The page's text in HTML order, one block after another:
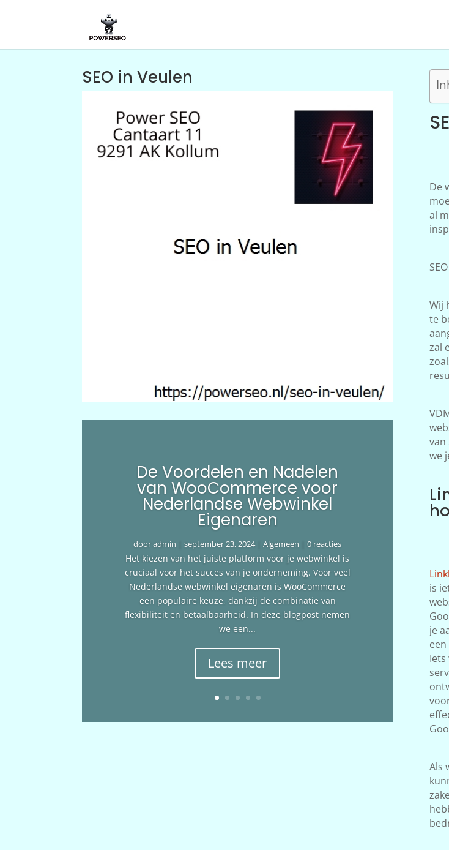
SEO in Veulen
De Voordelen en Nadelen
van WooCommerce voor
Nederlandse Webwinkel
Eigenaren
dooradmin |september 23, 2024|Algemeen | 0 reacties
Het kiezen van het juiste platform voor je webwinkel is
cruciaal voor het succes van je onderneming. Voor veel
Nederlandse webwinkel eigenaren is WooCommerce
een populaire keuze, dankzij de combinatie van
flexibiliteit en betaalbaarheid. In deze blogpost nemen
we een...
Lees meer
De
al
Wij
te
zal
van
we
is
je
Als